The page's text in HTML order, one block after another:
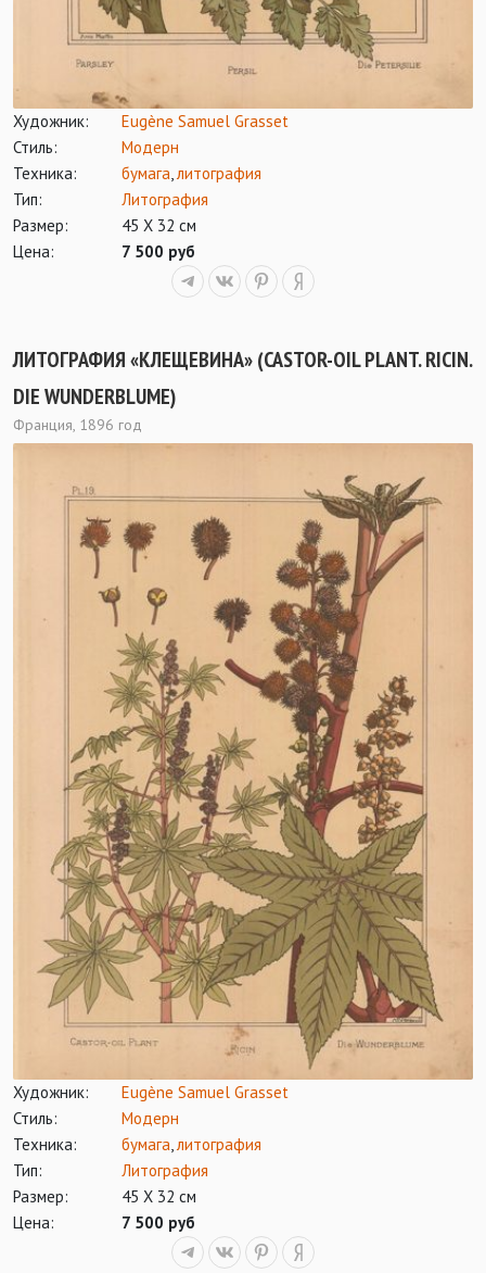
Художник:
Eugène Samuel Grasset
Стиль:
Модерн
Техника:
бумага,литография
Тип:
Литография
Размер:
45 Х 32 см
Цена:
7 500 руб
ЛИТОГРАФИЯ «КЛЕЩЕВИНА» (CASTOR-OIL PLANT. RICIN.
DIE WUNDERBLUME)
Франция, 1896 год
Художник:
Eugène Samuel Grasset
Стиль:
Модерн
Техника:
бумага,литография
Тип:
Литография
Размер:
45 Х 32 см
Цена:
7 500 руб